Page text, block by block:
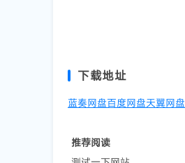
下载地址
蓝奏网盘百度网盘天翼网盘
推荐阅读